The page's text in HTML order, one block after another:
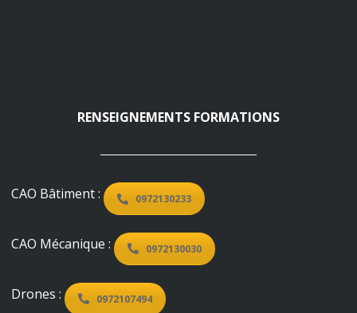
RENSEIGNEMENTS FORMATIONS
CAO Bâtiment : 0972130233
CAO Mécanique : 0972130030
Drones : 0972107494